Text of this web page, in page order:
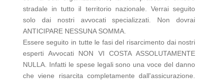
stradale in tutto il territorio nazionale. Verrai seguito
solo dai nostri avvocati specializzati. Non dovrai
ANTICIPARE NESSUNA SOMMA.
Essere seguito in tutte le fasi del risarcimento dai nostri
esperti Avvocati NON VI COSTA ASSOLUTAMENTE
NULLA. Infatti le spese legali sono una voce del danno
che viene risarcita completamente dall'assicurazione.